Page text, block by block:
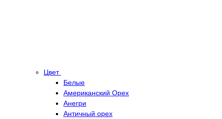
Цвет
Белые
Американский Орех
Анегри
Античный орех